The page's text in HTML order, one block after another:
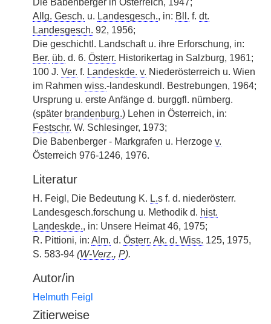
Die Babenberger in Österreich, 1947;
Allg. Gesch. u. Landesgesch., in: Bll. f. dt.
Landesgesch. 92, 1956;
Die geschichtl. Landschaft u. ihre Erforschung, in:
Ber. üb. d. 6. Österr. Historikertag in Salzburg, 1961;
100 J. Ver. f. Landeskde. v. Niederösterreich u. Wien
im Rahmen wiss.-landeskundl. Bestrebungen, 1964;
Ursprung u. erste Anfänge d. burggfl. nürnberg.
(später brandenburg.) Lehen in Österreich, in:
Festschr. W. Schlesinger, 1973;
Die Babenberger - Markgrafen u. Herzoge v.
Österreich 976-1246, 1976.
Literatur
H. Feigl, Die Bedeutung K. L.s f. d. niederösterr.
Landesgesch.forschung u. Methodik d. hist.
Landeskde., in: Unsere Heimat 46, 1975;
R. Pittioni, in: Alm. d. Österr. Ak. d. Wiss. 125, 1975,
S. 583-94 (W-Verz., P).
Autor/in
Helmuth Feigl
Zitierweise